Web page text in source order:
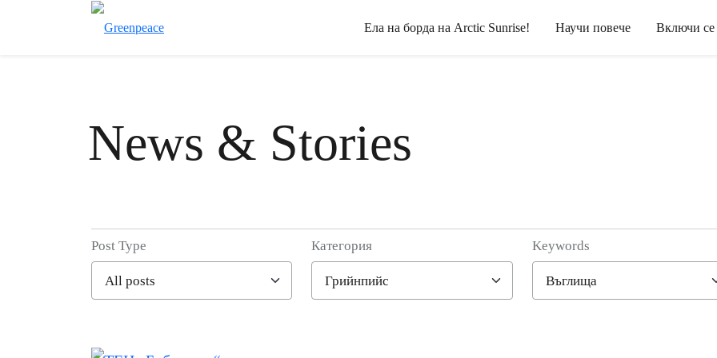
Ела на борда на Arctic Sunrise! Научи повече Включи се
News & Stories
Filter posts
Post Type Категория Keywords